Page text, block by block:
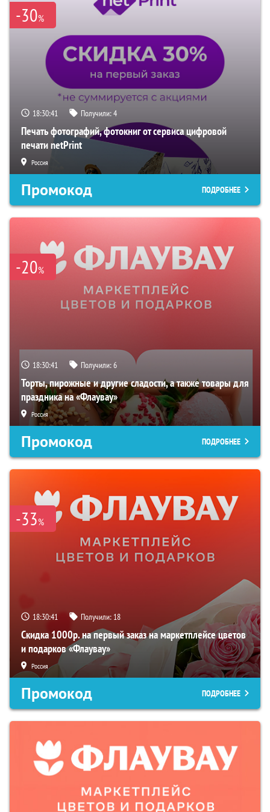
-30%
18:30:40 Получили:4
Печать фотографий, фотокниг от сервиса цифровой
печати netPrint
Россия
Промокод ПОДРОБНЕЕ
-20%
18:30:40 Получили:6
Торты, пирожные и другие сладости, а также товары для
праздника на «Флаувау»
Россия
Промокод ПОДРОБНЕЕ
-33%
18:30:40 Получили: 18
Скидка 1000р. на первый заказ на маркетплейсе цветов
и подарков «Флаувау»
Россия
Промокод ПОДРОБНЕЕ